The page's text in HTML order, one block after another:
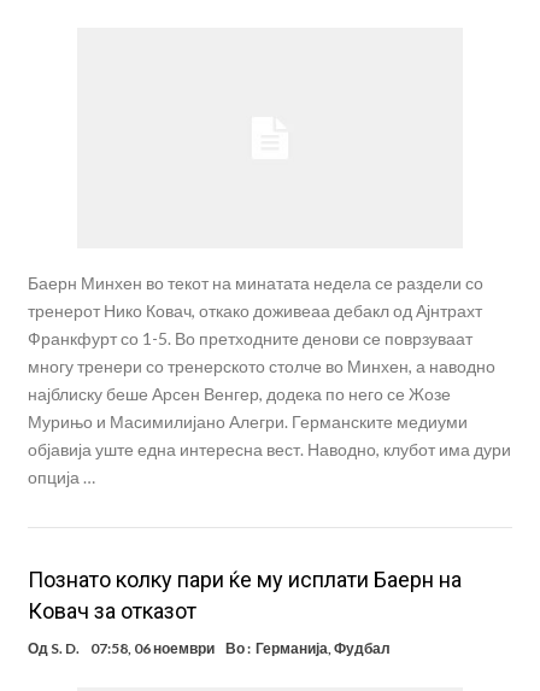
Баерн Минхен во текот на минатата недела се раздели со
тренерот Нико Ковач, откако доживеаа дебакл од Ајнтрахт
Франкфурт со 1-5. Во претходните денови се поврзуваат
многу тренери со тренерското столче во Минхен, а наводно
најблиску беше Арсен Венгер, додека по него се Жозе
Мурињо и Масимилијано Алегри. Германските медиуми
објавија уште една интересна вест. Наводно, клубот има дури
опција …
Познато колку пари ќе му исплати Баерн на
Ковач за отказот
Од S. D. 07:58, 06 ноември Во : Германија,Фудбал